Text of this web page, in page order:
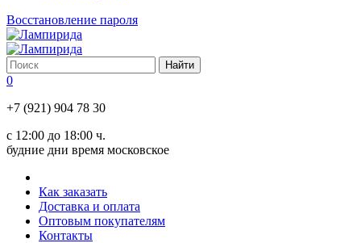
Восстановление пароля
0
+7 (921) 904 78 30
с 12:00 до 18:00 ч.
будние дни время московское
Как заказать
Доставка и оплата
Оптовым покупателям
Контакты